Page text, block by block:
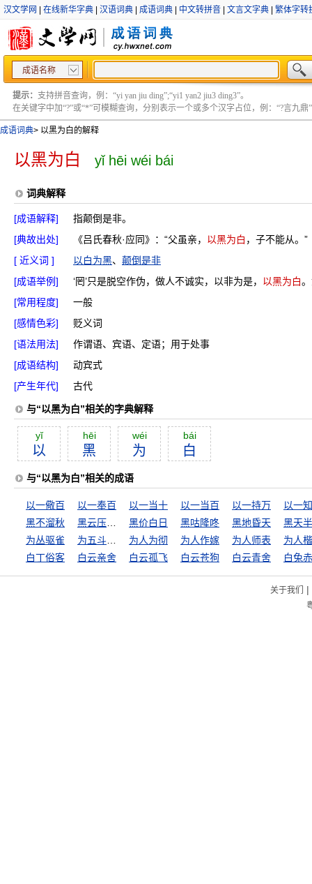
汉文学网 在线新华字典 汉语词典 成语词典 中文转拼音 文言文字典 繁体字转
成语名称
提示： 支持拼音查询，例：“yi yan jiu ding”;“yi1 yan2 jiu3 ding3”。
在关键字中加“?”或“*”可模糊查询，分别表示一个或多个汉字占位，例：“?言九鼎”
成语词典> 以黑为白的解释
以黑为白 yǐ hēi wéi bái
词典解释
[成语解释]
指颠倒是非。
[典故出处]
《吕氏春秋·应同》：“父虽亲， 以黑为白 ，子不能从。”
[ 近义词 ]
以白为黑、 颠倒是非
[成语举例]
‘罔’只是脱空作伪，做人不诚实，以非为是， 以黑为白
[常用程度]
一般
[感情色彩]
贬义词
[语法用法]
作谓语、宾语、定语；用于处事
[成语结构]
动宾式
[产生年代]
古代
与“以黑为白”相关的字典解释
yĭ
以
hēi
黑
wéi
为
bái
白
与“以黑为白”相关的成语
以一儆百 以一奉百 以一当十 以一当百 以一持万
以一
黑不溜秋
黑价白日 黑咕隆咚 黑地昏天
黑天
为丛驱雀
为人为彻 为人作嫁 为人师表
为人
白丁俗客
白云亲舍 白云孤飞 白云苍狗 白云青舍 白兔
关于我们 |